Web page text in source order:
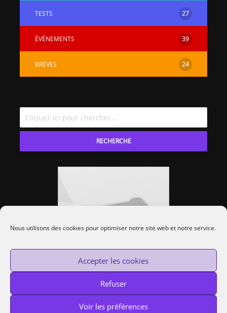
Nous utilisons des cookies pour optimiser notre site web et notre service.
Accepter les cookies
Refuser
Voir les préférences
TESTS 27
ÉVÉNEMENTS 39
BRÈVES 24
RECHERCHE